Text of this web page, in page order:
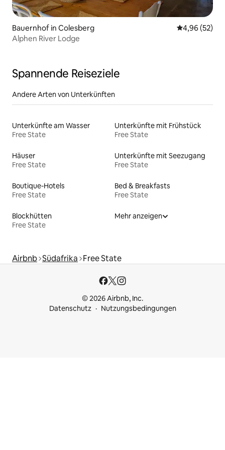
Bauernhof in Colesberg
4,96 (52)
Alphen River Lodge
Spannende Reiseziele
Andere Arten von Unterkünften
Unterkünfte am Wasser
Free State
Unterkünfte mit Frühstück
Free State
Häuser
Free State
Unterkünfte mit Seezugang
Free State
Boutique-Hotels
Free State
Bed & Breakfasts
Free State
Blockhütten
Free State
Mehr anzeigen
Airbnb Südafrika Free State
© 2026 Airbnb, Inc.
Datenschutz
Nutzungsbedingungen